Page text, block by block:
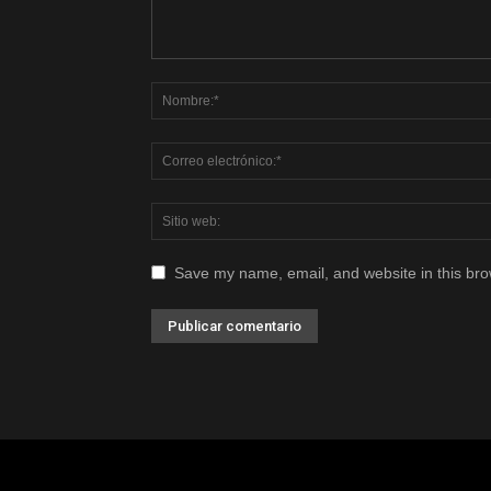
Save my name, email, and website in this